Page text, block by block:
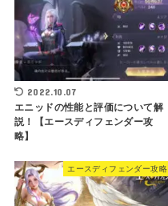
2022.10.07
エニッドの性能と評価について解
説！【エースディフェンダー攻
略】
エースディフェンダー攻略